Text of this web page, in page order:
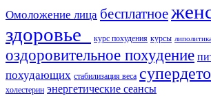
Омоложение лица бесплатное
здоровье​
курс похудения курсы
оздоровительное похудение
похудающих стабилизация веса
холестерин энергетические сеансы